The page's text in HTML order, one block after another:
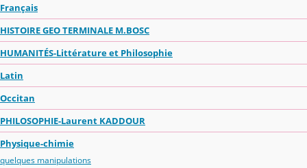
Français
HISTOIRE GEO TERMINALE M.BOSC
HUMANITÉS-Littérature et Philosophie
Latin
Occitan
PHILOSOPHIE-Laurent KADDOUR
Physique-chimie
quelques manipulations